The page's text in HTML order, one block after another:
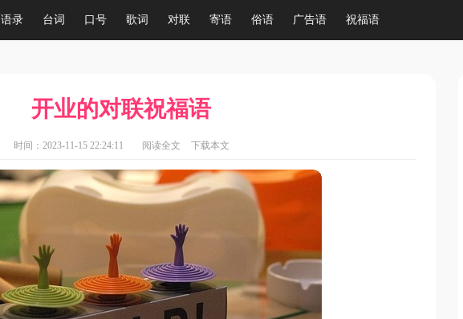
语录 台词 口号 歌词 对联 寄语 俗语 广告语 祝福语
开业的对联祝福语
时间：2023-11-15 22:24:11 阅读全文 下载本文